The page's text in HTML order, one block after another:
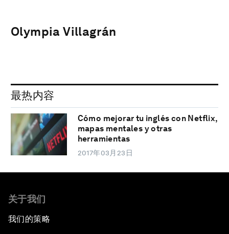
Olympia Villagrán
最热内容
Cómo mejorar tu inglés con Netflix,
mapas mentales y otras
herramientas
2017年03月23日
关于我们
我们的策略